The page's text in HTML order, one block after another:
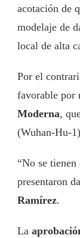
acotación de
modelaje de
local de alta
Por el
favorable por
Moderna,
(Wuhan-Hu-
“No se
presentaron
Ramírez.
La